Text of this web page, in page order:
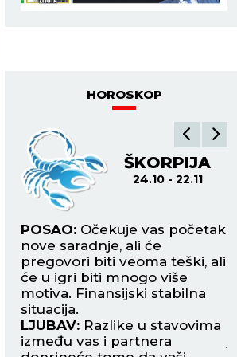
HOROSKOP
ŠKORPIJA
24.10 - 22.11
POSAO: Očekuje vas početak
nove saradnje, ali će
pregovori biti veoma teški, ali
će u igri biti mnogo više
motiva. Finansijski stabilna
situacija.
LJUBAV: Razlike u stavovima
između vas i partnera